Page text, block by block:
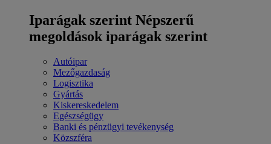
Iparágak szerint Népszerű
megoldások iparágak szerint
Autóipar
Mezőgazdaság
Logisztika
Gyártás
Kiskereskedelem
Egészségügy
Banki és pénzügyi tevékenység
Közszféra